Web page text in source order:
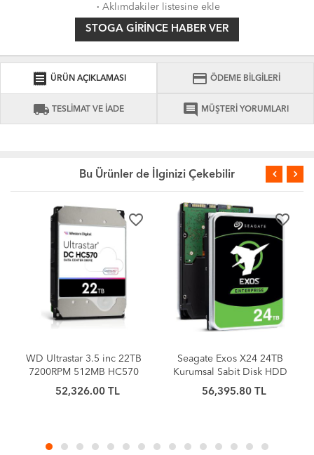
· Aklımdakiler listesine ekle
STOGA GIRINCE HABER VER
receipt ÜRÜN AÇIKLAMASI credit_card ÖDEME BİLGİLERİ
local_shipping TESLİMAT VE İADE comment MÜŞTERİ YORUMLARI
Bu Ürünler de İlginizi Çekebilir
favorite_border
WD Ultrastar 3.5 inc 22TB
7200RPM 512MB HC570
0F48155
WUH722222ALE6L4 Sabit
52,326.00 TL
favorite_border
Seagate Exos X24 24TB
Kurumsal Sabit Disk HDD
SATA 6Gb/s 512MB
Önbellek 7200 RPM 512e
56,395.80 TL